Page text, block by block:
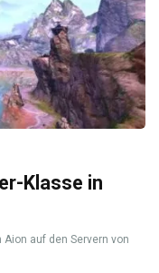
Klasse in
auf den Servern von